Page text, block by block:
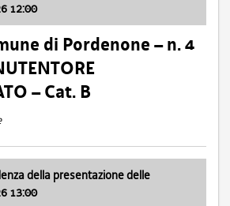
12:00
di Pordenone – n. 4
– Cat. B
della presentazione delle
13:00